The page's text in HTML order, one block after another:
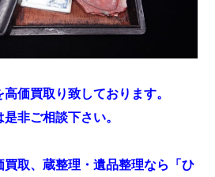
価買取り致しております。
非ご相談下さい。
取、蔵整理・遺品整理なら「ひ